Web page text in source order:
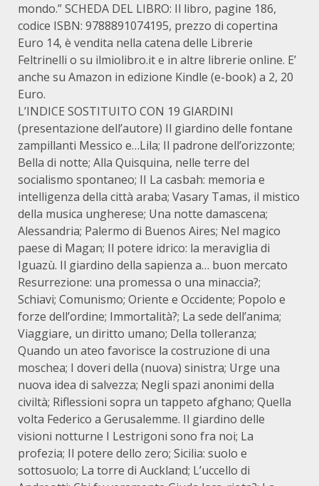
mondo.” SCHEDA DEL LIBRO: Il libro, pagine 186,
codice ISBN: 9788891074195, prezzo di copertina
Euro 14, è vendita nella catena delle Librerie
Feltrinelli o su ilmiolibro.it e in altre librerie online. E’
anche su Amazon in edizione Kindle (e-book) a 2, 20
Euro.
L’INDICE SOSTITUITO CON 19 GIARDINI (presentazione dell’autore) Il giardino delle fontane zampillanti Messico e…Lila; Il padrone dell’orizzonte; Bella di notte; Alla Quisquina, nelle terre del socialismo spontaneo; II La casbah: memoria e intelligenza della città araba; Vasary Tamas, il mistico della musica ungherese; Una notte damascena; Alessandria; Palermo di Buenos Aires; Nel magico paese di Magan; Il potere idrico: la meraviglia di Iguazù. Il giardino della sapienza a… buon mercato Resurrezione: una promessa o una minaccia?; Schiavi; Comunismo; Oriente e Occidente; Popolo e forze dell’ordine; Immortalità?; La sede dell’anima; Viaggiare, un diritto umano; Della tolleranza; Quando un ateo favorisce la costruzione di una moschea; I doveri della (nuova) sinistra; Urge una nuova idea di salvezza; Negli spazi anonimi della civiltà; Riflessioni sopra un tappeto afghano; Quella volta Federico a Gerusalemme. Il giardino delle visioni notturne I Lestrigoni sono fra noi; La profezia; Il potere dello zero; Sicilia: suolo e sottosuolo; La torre di Auckland; L’uccello di Andreotti; Chi fu veramente Giuda Isca-riota?; La quarta Roma; La Bibliotheque Mazarin; L’assassinio di Aldo Moro; I figli dei Templari?; La bella morte; Vaghiamo bendati; Amico degli amici. Il giardino dei frutti amari La chiave dell’acqua; L’equità della pistola; Inclusione o esclusione: questo è il problema!; Una questione fonetica; L’industria del reato; Azienda – Italia; Domandare o spiare?; Mondo arabo: suolo e sottosuolo; In Cina, quando ancora il sole illuminava il giorno; Gerusalemme: fra santità e conflitto; Il pozzo di Sofia. Il giardino delle nequizie Sterilizzare i piccioni e gli…indiani; Il capolavoro dei ricchi; Il sogno dei tiranni; La circoncisione femminile; L’illusione del governo apolitico; Repubbliche ereditarie; Il Papa polacco; Grecia, l’alternanza fra due… famiglie; Lo strano crollo dell’Unione sovietica; Il potere delle sette; Ricchi e cretini; La dittatura degli investimenti; Petrolio e dittatura; I delitti dei medici; L’economia del terrore; Usa, le guerre non vinte. Il giardino delle armonie terrestri Erice cilena; Ellade! Ellade!; Malta ovvero la Sicilia senza la mafia; Prevedibile; Ancora buone notizie dall’America del Sud; Rio Paranà; La Croce del Sud; Elogio del gelso rosso di Siculiana; La pecora nera; La residenza sulla Terra; Sulla tomba di Neruda; Mercedes Sosa; La dolce canzone dell’acqua; Ombra infedele. Il giardino delle foglie appassite La danza de la Muerte; Dalla cucina alla latrina; Fatiscente eternità; Gorbaciov o del corpo del reato; Il mio paese-voliera; Agrigento: da metropoli a necropoli; Il dono dell’ambiguità; Il cimitero dei miti; Legofagi o mangiatori di leggi; La Sicilia dei “Vicerè”; Il Nobel ai “cartoneros” di Buenos Aires; L’eterna incompiuta: il tempio di Zeus Olimpico. Il giardino dei tormentati affetti Amore per i cani e crudeltà verso gli umani; Matrimonio e funerale; La porta dell’amore; I siciliani, secondo Pirandello; Platone: vita beata dei sicelioti: Al funerale di Amalia; La discesa verso il Nord; Un Papa argentino per recuperare “l’anomalia” sudamericana?. Il giardino delle apparenze I morti volanti; La pseudo- democrazia dell’alternanza; Miseria nascosta; Il pozzo Dominici; Chant- Clair; Gli “amici della Noce”; Il dramma dell’errore non trovato; La sacralità delle mammelle; Maccalube: la morte del mito; Il lamento degli assenti. Il giardino delle eroiche virtù L’urlo dei tamburi a Buenos Aires; La morte del Che; Ironia sotto la forca; Moro e Berlinguer; Fabbricanti di martiri; Para Alexandros; Il terzo palco, ai funerali di Pio. Il giardino dei supplizi Il supplizio dell’omertà; Possesso maniacale; Uccelli suicidi; Le frontiere dell’intelligenza; Lo “sbadiglio” di Munch sul treno per Bergen; Il pedofilo in nero; L’invenzione del terrorismo; La matanza dei mapuches; Le guerre dei codardi; Domenicani che giocano a carte; Kamikaze e shahid; Concerto per l’inquisitore; Meno Stato, meno diritti. Il giardino dei fiori di cactus Idiozia rivoluzionaria; Volontà e intelligenza; Bienvenidos, nel primer mundo; Carrierismo; Oligarchie illuminate; Gli immigrati; La profezia di Sciascia; Comunismo e consumismo; Pericolo turco; Sicilia, perché non vogliamo essere una nazione; Antisemitismo o antiebraismo?; La cerimonia segreta della solitudine; Lotta fra classi sociali o fra classi…d’età?; Il separatismo egoista; Sicilia, un regime a sovranità limitata; La Tav e la Sicilia; Perché ci chiamiamo siciliani?; Il dramma degli affetti. Il giardino degli oblii Morte sotto la luna; Delirio urbano; Il cimitero dei pensieri perduti; A nord dell’indifferenza; Garibaldi marciò su Roma o verso i Balcani? Mareb e i suoi due giardini; Ci hanno rubato il canto e le canzoni…; “Egli non fu”; Quella targa sulla parete della casa di fronte…; Il Genio di Palermo; Il paradiso degli “assassini”; Leonardo Sciascia deputato radicale; Il ritorno dell’assente; L’origine incestuosa dell’umanità; “El Teniente”: la verità non è per sempre. Il giardino delle pietre cadute Che tristezza la vita senza Marx; Ecatombe delle lingue; Bronzo sprecato; Tedeschi; La città fantasma; Sicilia militarizzata; Partito o movimento?; Se la destra governa mediante la sinistra; La spina e la presa; Le madri del Sud; L’opposizione stanca; La pazzia (in) esistente; Il sole malato; Il crollo del muro; Mezzogiorno, fuori del mondo; Pavarotti; Vecchia Europa?; Eurorussia: unire Europa e Russia. Il giardino della seducente follia Allo zoo degli umani; Poesia e follia; Il piacere del plagio; Rendez-vous fra un milione di anni; Insaccare il vento; La follia ci salverà; Il suicidio del poeta; Il re della sintesi fonetica; Ladri di mani; La seducente bellezza dell’ira di Dio; Dedalo a S.Angelo Muxaro. Il giardino delle dolci amenità Un futuro dietro di se; Una donna per marito; Il barbiere di Ganzirri; Fado; I monumenti di Uppsala; Il cielo all’ingiù; Il buon servo; Culto astrale; Dio mal sopporta i suoi emuli; Errore cromatico; Un mondo popolato di galline; La vela nera; Bellezza o ricchezza? Il paraninfo; Il cugino americano; Fuori la mafia dal …vocabolario; Un mondo senza uccelli?; L’albero della cuccagna (la “ntinna”); Impudicizia senile; Prova di morte; Una regione a statuto speciale a… Gerusalemme: Il giardino delle vacue beltà Jet-set internazionale; La dieta ingrassante; I norvegesi nella UE; Il cinismo dei potenti; Cultura eurocentrica; Coiffeur pour femmes; Il Golem del potere; Amarissima; Scirocco; Blaha Luisa; Occidente; Il lato oscuro della Sicilia; Magnificenza e dittatura; Patria: di tutti o di chi?. Il giardino dei bonsai L’increato; Ossimoro siculo; L’arte nelle colonie; Nelle alte regioni del sogno; Saddam alla guerra contro i “curti”; L’eredità di don Tanu Basile; Il delegato egiziano; Il caro piscio; Un’acca; Il piacere; La memoria del “fetu” (puzzo); Il gatto con l’occhio di vetro; La fotografia; Berlusconi: l’anti-Lega; Dietro il trono; Sciocchi; Argentina; Visit – Ancona; Un piede dentro il Pentagono. Il giardino delle acque pendenti L’ingravidamento fluviale di Nicole Kidman; Abbattere il tiranno e la tirannia; “Il re degli uomini”; La patria; Il gira foglio; Cardones patriottici; Complottisti; Comunismo con l’uniforme; Acqua giogia; Sesquipedale; Dalla parte dei carnefici; C’è chi sale e c’è chi scende, a Canicattì; Le ceneri del padre; Il peso del deputato; Cina, lo strozzino intelligente; L’umanità del Partito; Il genitivo siculo; USA: un nome improprio; Terzo sesso?; Il dolce…dopo; Immigrazione: società laica o mosaico di comunità? 1 “IL GIARDINO DELLE PIETRE CADUTE” Che tristezza la vita senza Marx ! Mi domando, vi domando: come mai quell’ebreo ateo e barbuto ci ha stregato, per 150 anni, facendoci sognare un mondo nuovo che pareva a portata di mano? Miliardi di uomini e donne vi hanno creduto e per esso combattuto. Tantissimi sono morti trucidati evocando il suo nome: comunismo. Prima di Marx, solo il Cristo ci dicono i vangeli era riuscito a infondere, a promettere ai suoi seguaci (a quel tempo non molti) un’idea di salvezza ultraterrena. Marx, invece, ha spostato l’appuntamento sulla Terra. Per oltre 150 anni, abbiamo camminato uniti, proletari e intellettuali, la forza del lavoro e l’intelligenza del mondo. Tutti uguali, tutti più forti. L’utopia divenne futuro possibile. Mi domando e vi domando: siamo stati tutti visionari, folli? E per così lungo tempo? No, la follia non può durare un tempo così lungo. Perché mai, allora? Che tristezza, compagni, la vita senza Marx… Ecatombe delle lingue Il trionfo mondiale della lingua inglese provocherà un’ecatombe delle altre lingue. Avremo un paio di lingue imperiali e, forse, alcuni dialetti. Come per i defunti, si spererà nella resurrezione delle lingue. La nuova Babele? (1998) Vertice senza base non si regge In Nuova Zelanda, i bianchi (in prevalenza anglosassoni) appaiono come una razza cristallizzata, anemica raccolta in un club esclusivo saldamente insediato al vertice di una società composta, in maggioranza, di maori e di “musi gialli” come qui chiamano gli immigrati cinesi e indocinesi. Un vertice senza base propria è destinato a crollare. Prima o poi. Solitudini ben ordinate Dalla stazione guardo le case, in alto. Non vedo un paese ma un agglomerato di solitudini ben ordinate. (1988) Bronzo sprecato Molti ne dicono un gran bene delle mastodontiche sculture di Henry Moore disseminate nel grande parco del Museo di arte moderna “Louisiana” di Copenaghen. A me sembra bronzo sprecato! (1999) Tedeschi Sono sempre più curioso di capire in che cosa consista la felicità per i tedeschi. A parte la birra, naturalmente. (Berlino, marzo 1999) Complicità Quando un cittadino o un popolo non hanno fiducia nello Stato sono pronti a divenire complici dei malfattori. Civiltà La civiltà degli altri ci terrorizza poiché, sconoscendola, la percepiamo come minaccia. Perciò, vorremmo che la “nostra” più rasserenante civiltà domini sulle altre. (1996) Fuochi vacui Pensieri ardenti, presto spenti. Le s